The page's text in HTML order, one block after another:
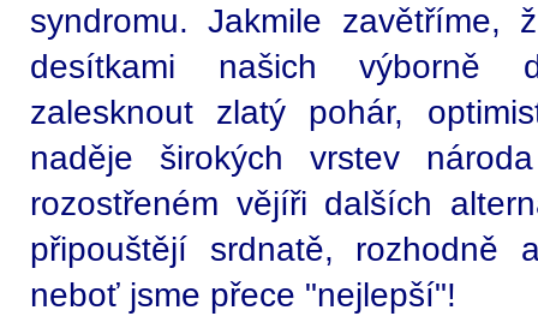
syndromu. Jakmile
desítkami našich výborně
zalesknout zlatý pohár,
naděje širokých vrstev
rozostřeném vějíři dalších
připouštějí srdnatě,
neboť jsme přece "nejlepší"!